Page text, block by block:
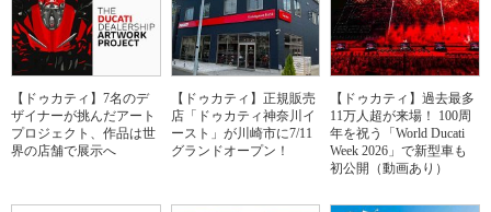
【ドゥカティ】7名のデ
ザイナーが挑んだアート
プロジェクト、作品は世
界の店舗で展示へ
【ドゥカティ】正規販売
店「ドゥカティ神奈川イ
ースト」が川崎市に7/11
グランドオープン！
【ドゥカティ】過去最多
11万人超が来場！ 100周
年を祝う「World Ducati
Week 2026」で新型車も
初公開（動画あり）